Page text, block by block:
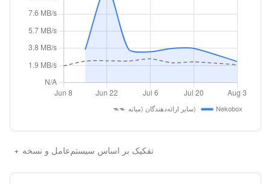
تفکیک بر اساس سیستم‌عامل و نسخه